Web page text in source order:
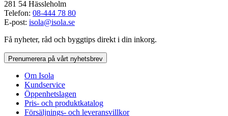
281 54 Hässleholm
Telefon: 08-444 78 80
E-post: isola@isola.se
Få nyheter, råd och byggtips direkt i din inkorg.
Prenumerera på vårt nyhetsbrev
Om Isola
Kundservice
Öppenhetslagen
Pris- och produktkatalog
Försäljnings- och leveransvillkor